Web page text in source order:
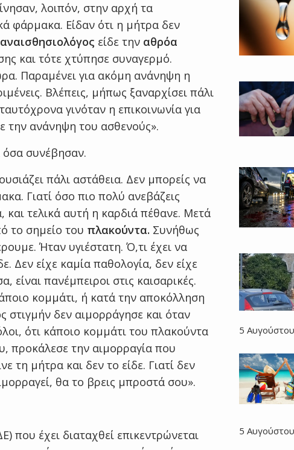
λοιπόν, στην αρχή τα
φάρμακα. Είδαν ότι η μήτρα δεν
αναισθησιολόγος είδε την αθρόα
και τότε χτύπησε συναγερμό.
Παραμένει για ακόμη ανάνηψη η
Βλέπεις, μήπως ξαναρχίσει πάλι
γινόταν η επικοινωνία για
την ανάνηψη του ασθενούς».
όσα συνέβησαν.
πάλι αστάθεια. Δεν μπορείς να
Γιατί όσο πιο πολύ ανεβάζεις
και τελικά αυτή η καρδιά πέθανε. Μετά
το σημείο του πλακούντα. Συνήθως
Ήταν υγιέστατη. Ό,τι έχει να
Δεν είχε καμία παθολογία, δεν είχε
πανέμπειροι στις καισαρικές.
κομμάτι, ή κατά την αποκόλληση
στιγμήν δεν αιμορράγησε και όταν
ότι κάποιο κομμάτι του πλακούντα
προκάλεσε την αιμορραγία που
τη μήτρα και δεν το είδε. Γιατί δεν
θα το βρεις μπροστά σου».
που έχει διαταχθεί επικεντρώνεται
5
5